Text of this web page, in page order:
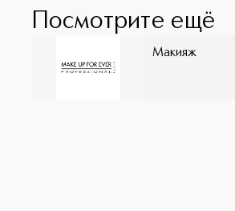
Посмотрите ещё
Макияж